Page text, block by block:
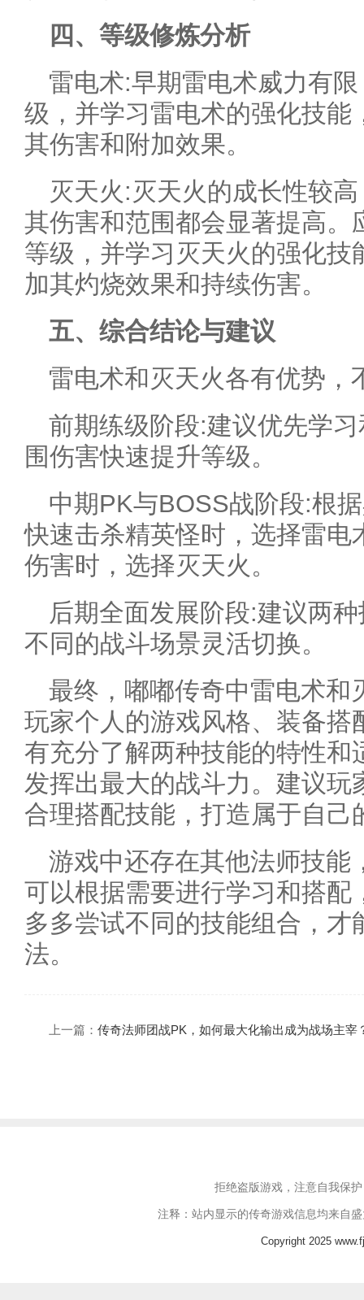
四、等级修炼分析
雷电术:早期雷电术威力有
级，并学习雷电术的强化技能
其伤害和附加效果。
灭天火:灭天火的成长性较
其伤害和范围都会显著提高。
等级，并学习灭天火的强化技
加其灼烧效果和持续伤害。
五、综合结论与建议
雷电术和灭天火各有优势，
前期练级阶段:建议优先学
围伤害快速提升等级。
中期PK与BOSS战阶段:根
快速击杀精英怪时，选择雷
伤害时，选择灭天火。
后期全面发展阶段:建议两
不同的战斗场景灵活切换。
最终，嘟嘟传奇中雷电术和
玩家个人的游戏风格、装备搭
有充分了解两种技能的特性和
发挥出最大的战斗力。建议玩
合理搭配技能，打造属于自己
游戏中还存在其他法师技能
可以根据需要进行学习和搭配
多多尝试不同的技能组合，才
法。
上一篇： 传奇法师团战PK，如何最大化输出成为战场主宰
拒绝盗版游戏，注意自我保
注释：站内显示的传奇游戏信息均来自
Copyright 2025